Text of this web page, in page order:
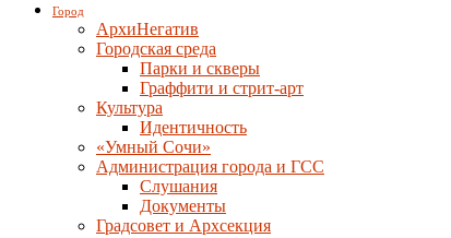
Город
АрхиНегатив
Городская среда
Парки и скверы
Граффити и стрит-арт
Культура
Идентичность
«Умный Сочи»
Администрация города и ГСС
Слушания
Документы
Градсовет и Архсекция